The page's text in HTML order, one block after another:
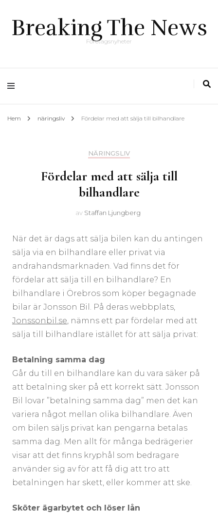
Breaking The News
Företagsnyheter
Hem näringsliv Fördelar med att sälja till bilhandlare
NÄRINGSLIV
Fördelar med att sälja till
bilhandlare
av Staffan Ljungberg
När det är dags att sälja bilen kan du antingen
sälja via en bilhandlare eller privat via
andrahandsmarknaden. Vad finns det för
fördelar att sälja till en bilhandlare? En
bilhandlare i Örebros som köper begagnade
bilar är Jonsson Bil. På deras webbplats,
Jonssonbil.se, nämns ett par fördelar med att
sälja till bilhandlare istället för att sälja privat:
Betalning samma dag
Går du till en bilhandlare kan du vara säker på
att betalning sker på ett korrekt sätt. Jonsson
Bil lovar ”betalning samma dag” men det kan
variera något mellan olika bilhandlare. Även
om bilen säljs privat kan pengarna betalas
samma dag. Men allt för många bedrägerier
visar att det finns kryphål som bedragare
använder sig av för att få dig att tro att
betalningen har skett, eller kommer att ske.
Sköter ägarbytet och löser lån